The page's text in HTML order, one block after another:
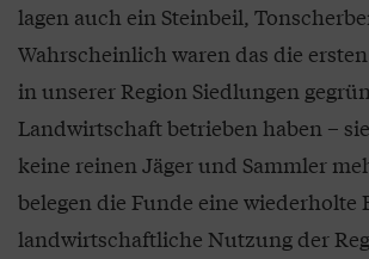
lagen auch ein Steinbeil,
Wahrscheinlich waren das die
in unserer Region Siedlungen
Landwirtschaft betrieben haben –
keine reinen Jäger und Sammler
belegen die Funde eine wiederholte
landwirtschaftliche Nutzung der